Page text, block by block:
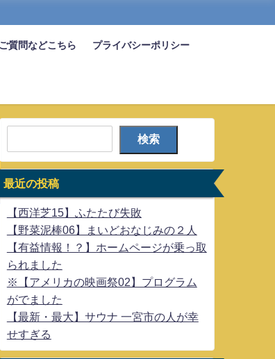
ご質問などこちら プライバシーポリシー
検索
最近の投稿
【西洋芝15】ふたたび失敗
【野菜泥棒06】まいどおなじみの２人
【有益情報！？】ホームページが乗っ取
られました
※【アメリカの映画祭02】プログラム
がでました
【最新・最大】サウナ 一宮市の人が幸
せすぎる